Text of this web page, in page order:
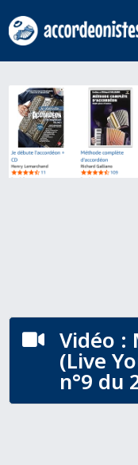
 Vidéo :
(Live
n°9 du